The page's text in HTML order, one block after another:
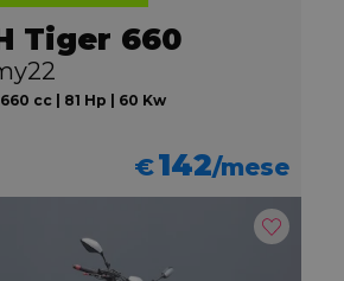
Tiger 660
cc | 81 Hp | 60 Kw
€142/mese